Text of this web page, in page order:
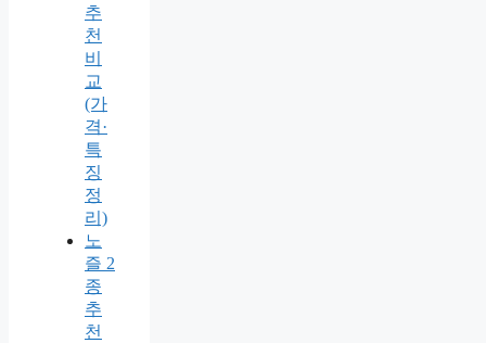
추
천
비
교
(가
격·
특
징
정
리)
노
즐 2
종
추
천